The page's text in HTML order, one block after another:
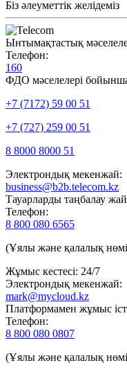
Біз әлеуметтік желідеміз
Ынтымақтастық
Телефон:
160
ФДО мәселелері
+7 (7172) 59 00 51
+7 (727) 259 00 51
8 8000 8000 51
Электрондық мекенжай:
business@b2b.telecom.kz
Тауарларды таңбалау
Телефон:
8 800 080 6565
(Ұялы және қалалық
Жұмыс кестесі: 24/7
Электрондық мекенжай:
mark@mycloud.kz
Платформамен жұмыс
Телефон:
8 800 080 0807
(Ұялы және қалалық